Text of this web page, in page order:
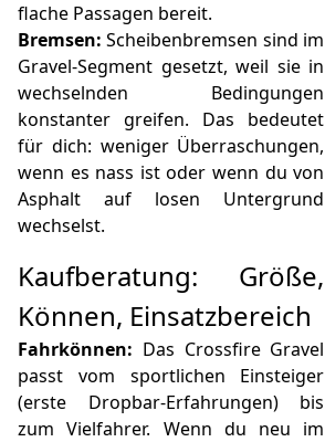
flache Passagen bereit.
Bremsen: Scheibenbremsen sind im
Gravel-Segment gesetzt, weil sie in
wechselnden Bedingungen
konstanter greifen. Das bedeutet
für dich: weniger Überraschungen,
wenn es nass ist oder wenn du von
Asphalt auf losen Untergrund
wechselst.
Kaufberatung: Größe,
Können, Einsatzbereich
Fahrkönnen: Das Crossfire Gravel
passt vom sportlichen Einsteiger
(erste Dropbar-Erfahrungen) bis
zum Vielfahrer. Wenn du neu im